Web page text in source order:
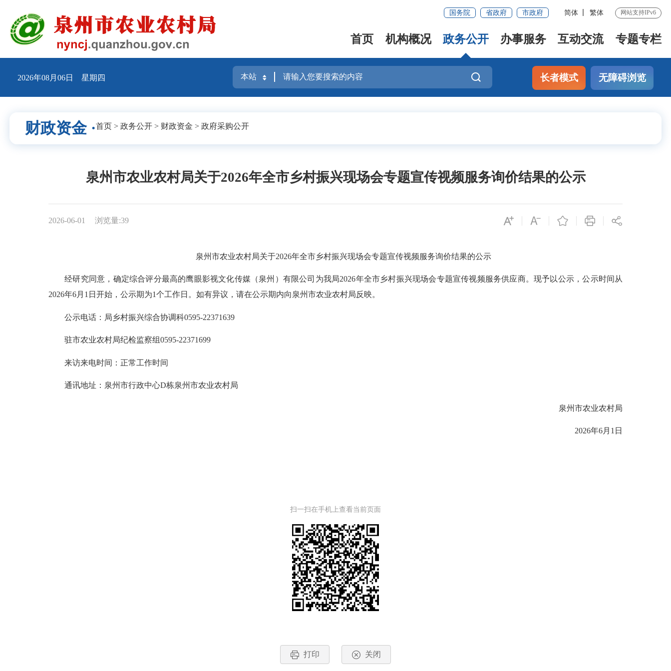
国务院 省政府 市政府 简体 繁体 网站支持IPv6
首页 机构概况 政务公开 办事服务 互动交流 专题专栏
2026年08月06日 星期四 长者模式 无障碍浏览
财政资金 ·首页 >政务公开 > 财政资金 >政府采购公开
泉州市农业农村局关于2026年全市乡村振兴现场会专题宣传视频服务询价结果的公示
2026-06-01 浏览量:39
泉州市农业农村局关于2026年全市乡村振兴现场会专题宣传视频服务询价结果的公示
经研究同意，确定综合评分最高的鹰眼影视文化传媒（泉州）有限公司为我局2026年全市乡村振兴现场会专题宣传视频服务供应商。现予以公示，公示时间从
2026年6月1日开始，公示期为1个工作日。如有异议，请在公示期内向泉州市农业农村局反映。
公示电话：局乡村振兴综合协调科0595-22371639
驻市农业农村局纪检监察组0595-22371699
来访来电时间：正常工作时间
通讯地址：泉州市行政中心D栋泉州市农业农村局
泉州市农业农村局
2026年6月1日
扫一扫在手机上查看当前页面
打印 关闭